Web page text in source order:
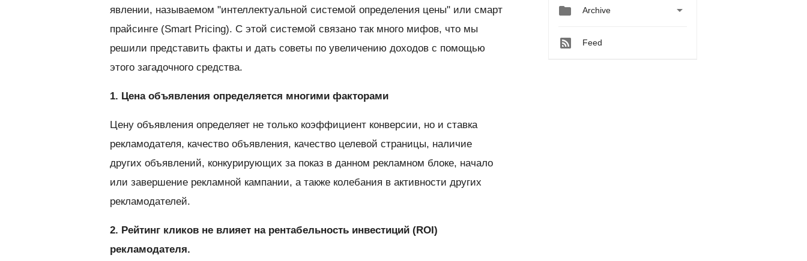
явлении, называемом "интеллектуальной системой определения цены" или смарт
прайсинге (Smart Pricing). С этой системой связано так много мифов, что мы
решили представить факты и дать советы по увеличению доходов с помощью
этого загадочного средства.
1. Цена объявления определяется многими факторами
Цену объявления определяет не только коэффициент конверсии, но и ставка
рекламодателя, качество объявления, качество целевой страницы, наличие
других объявлений, конкурирующих за показ в данном рекламном блоке, начало
или завершение рекламной кампании, а также колебания в активности других
рекламодателей.
2. Рейтинг кликов не влияет на рентабельность инвестиций (ROI)
рекламодателя.
 Archive 
Feed